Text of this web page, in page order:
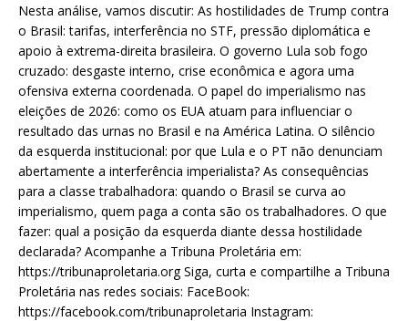
Nesta análise, vamos discutir: As hostilidades de Trump contra
o Brasil: tarifas, interferência no STF, pressão diplomática e
apoio à extrema-direita brasileira. O governo Lula sob fogo
cruzado: desgaste interno, crise econômica e agora uma
ofensiva externa coordenada. O papel do imperialismo nas
eleições de 2026: como os EUA atuam para influenciar o
resultado das urnas no Brasil e na América Latina. O silêncio
da esquerda institucional: por que Lula e o PT não denunciam
abertamente a interferência imperialista? As consequências
para a classe trabalhadora: quando o Brasil se curva ao
imperialismo, quem paga a conta são os trabalhadores. O que
fazer: qual a posição da esquerda diante dessa hostilidade
declarada? Acompanhe a Tribuna Proletária em:
https://tribunaproletaria.org Siga, curta e compartilhe a Tribuna
Proletária nas redes sociais: FaceBook:
https://facebook.com/tribunaproletaria Instagram: